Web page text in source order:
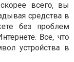
всего, вы
средства в
без проблем
Все, что
устройства в